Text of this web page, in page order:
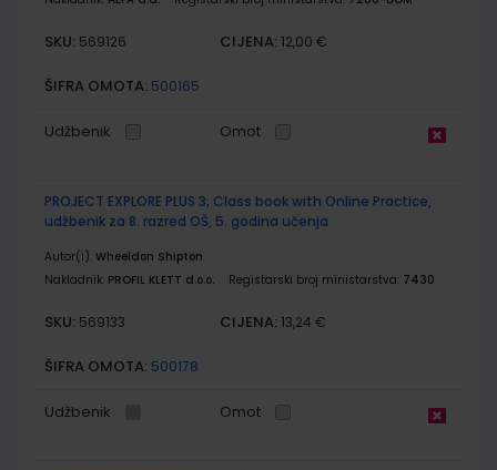
SKU: 569126 CIJENA: 12,00 €
ŠIFRA OMOTA: 500165
Udžbenik Omot
PROJECT EXPLORE PLUS 3; Class book with Online Practice,
udžbenik za 8. razred OŠ, 5. godina učenja
Autor(i): Wheeldon Shipton
Nakladnik: PROFIL KLETT d.o.o. Registarski broj ministarstva: 7430
SKU: 569133 CIJENA: 13,24 €
ŠIFRA OMOTA: 500178
Udžbenik Omot